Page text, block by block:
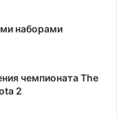
наборами
чемпионата The
2